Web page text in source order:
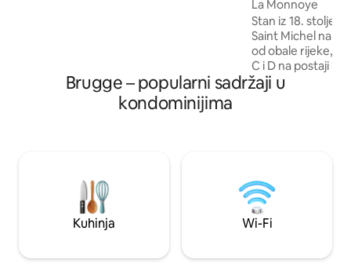
La Monnoye
Stan iz 18.
Saint Michel na
od obale rijeke,
C i D na postaji
Hôtel de la
Nedavno
kupaonica s
Wi-Fi, TV, aparat
parkiralište uz
Brugge – popularni sadržaji u
kondominijima
Kuhinja Wi-Fi